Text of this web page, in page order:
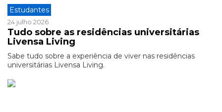
Estudantes
24 julho 2026
Tudo sobre as residências universitárias
Livensa Living
Sabe tudo sobre a experiência de viver nas residências
universitárias Livensa Living.